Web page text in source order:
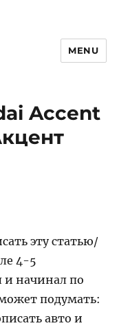
MENU
Accent
эту статью/
4-5
и начинал по
подумать:
авто и